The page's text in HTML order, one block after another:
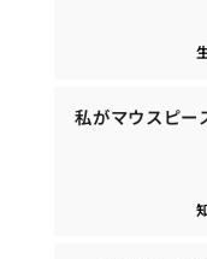
私がマウスピー